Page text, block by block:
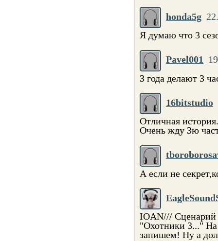
honda5g
Я думаю что 3
Pavel001
3 года делают 3
16bitstudio
Отличная
Очень жду 3ю
А если не
IOAN/// Сценарий
"Охотники 3..." На
запишем! Ну а